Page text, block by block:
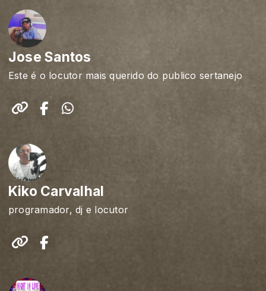
Jose Santos
Este é o locutor mais querido do publico sertanejo
Kiko Carvalhal
programador, dj e locutor